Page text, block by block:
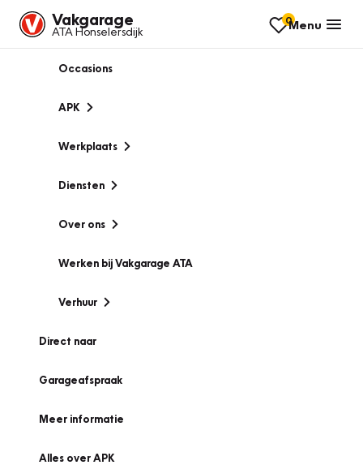
Vakgarage
ATA Honselersdijk
0Menu
Occasions
APK
Werkplaats
Diensten
Over ons
Werken bij Vakgarage ATA
Verhuur
Direct naar
Garageafspraak
Meer informatie
Alles over APK